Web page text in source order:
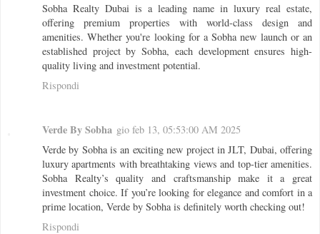
Sobha Realty Dubai is a leading name in luxury real estate,
offering premium properties with world-class design and
amenities. Whether you're looking for a Sobha new launch or an
established project by Sobha, each development ensures high-
quality living and investment potential.
Rispondi
Verde By Sobha gio feb 13, 05:53:00 AM 2025
Verde by Sobha is an exciting new project in JLT, Dubai, offering
luxury apartments with breathtaking views and top-tier amenities.
Sobha Realty’s quality and craftsmanship make it a great
investment choice. If you’re looking for elegance and comfort in a
prime location, Verde by Sobha is definitely worth checking out!
Rispondi